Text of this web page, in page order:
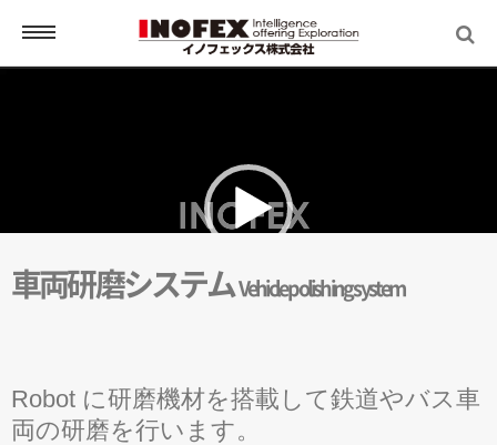
Webサイト・ネットワークの構築
ヤ
ー
車両研磨システムVehicle polishing system
Robot に研磨機材を搭載して鉄道やバス車
両の研磨を行います。